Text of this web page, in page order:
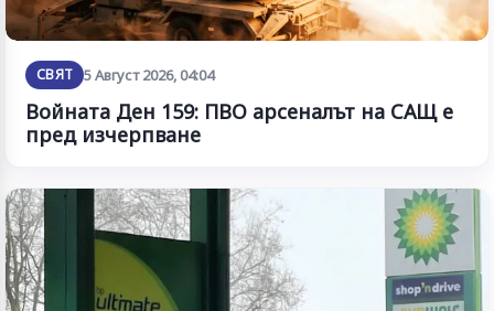
СВЯТ 5 Август 2026, 04:04
Войната Ден 159: ПВО арсеналът на САЩ е
пред изчерпване